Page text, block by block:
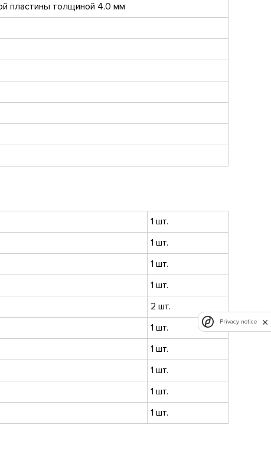
пластины толщиной 4.0 мм
1 шт.
1 шт.
1 шт.
1 шт.
2 шт.
1 шт.
1 шт.
1 шт.
1 шт.
1 шт.
Privacy notice